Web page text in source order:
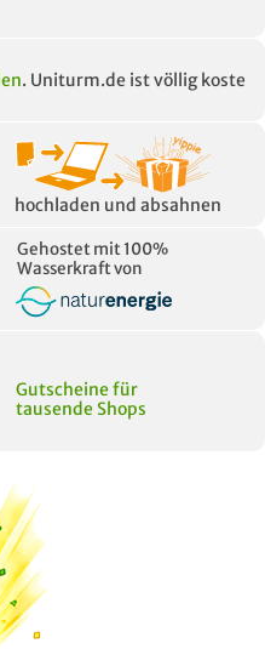
. Uniturm.de ist völlig koste
hochladen und absahnen
Gehostet mit 100%
Wasserkraft von
Gutscheine für
tausende Shops